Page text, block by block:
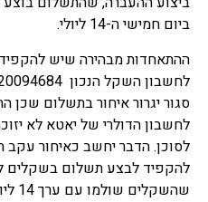
ביום חמישי ה-14 ליולי.
ההתאחדות מבהירה שיש
סגור יגרור איחור בתשלום
לחשבון הדולרי של יאטא לא
לסוכן. הדבר יחשב כאיחור עקב
שהשקלים שולמו עם ערך 14 ליולי.